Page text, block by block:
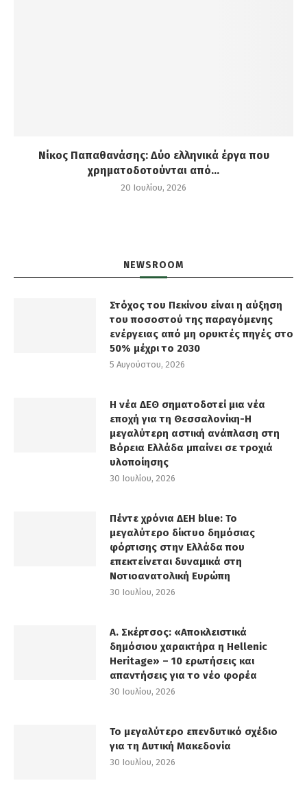
Νίκος Παπαθανάσης: Δύο ελληνικά έργα που
χρηματοδοτούνται από...
20 Ιουλίου, 2026
NEWSROOM
Στόχος του Πεκίνου είναι η αύξηση
του ποσοστού της παραγόμενης
ενέργειας από μη ορυκτές πηγές στο
50% μέχρι το 2030
5 Αυγούστου, 2026
Η νέα ΔΕΘ σηματοδοτεί μια νέα
εποχή για τη Θεσσαλονίκη-Η
μεγαλύτερη αστική ανάπλαση στη
Βόρεια Ελλάδα μπαίνει σε τροχιά
υλοποίησης
30 Ιουλίου, 2026
Πέντε χρόνια ΔΕΗ blue: Το
μεγαλύτερο δίκτυο δημόσιας
φόρτισης στην Ελλάδα που
επεκτείνεται δυναμικά στη
Νοτιοανατολική Ευρώπη
30 Ιουλίου, 2026
Α. Σκέρτσος: «Αποκλειστικά
δημόσιου χαρακτήρα η Hellenic
Heritage» – 10 ερωτήσεις και
απαντήσεις για το νέο φορέα
30 Ιουλίου, 2026
Το μεγαλύτερο επενδυτικό σχέδιο
για τη Δυτική Μακεδονία
30 Ιουλίου, 2026